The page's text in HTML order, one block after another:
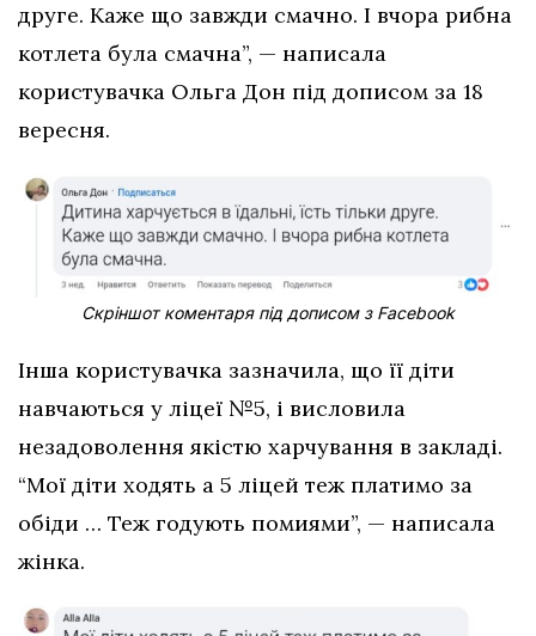
друге. Каже що завжди смачно. І вчора рибна
котлета була смачна”, — написала
користувачка Ольга Дон під дописом за 18
вересня.
Скріншот коментаря під дописом з Facebook
Інша користувачка зазначила, що її діти
навчаються у ліцеї №5, і висловила
незадоволення якістю харчування в закладі.
“Мої діти ходять а 5 ліцей теж платимо за
обіди … Теж годують помиями”, — написала
жінка.